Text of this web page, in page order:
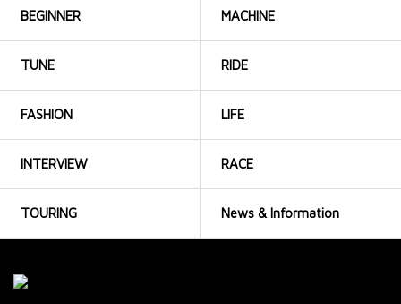
BEGINNER MACHINE
TUNE RIDE
FASHION LIFE
INTERVIEW RACE
TOURING News & Information